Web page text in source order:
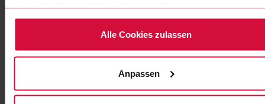
(einschließlich der Möglichkeit, die Einwilligungserklärung zu
widerrufen) erfahren Sie in unserer Datenschutzerklärung.
Alle Cookies zulassen
Anpassen